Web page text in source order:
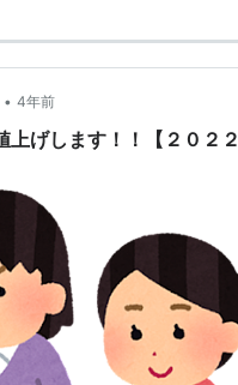
• 4年前
上げします！！【２０２２